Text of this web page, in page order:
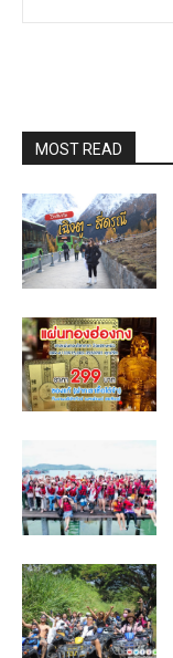
MOST READ